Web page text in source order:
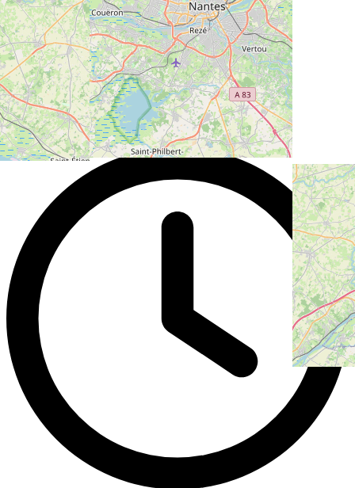
Ville
44100 Nantes
Pays
France
A venir
Isaac Newton et les 'Principia'